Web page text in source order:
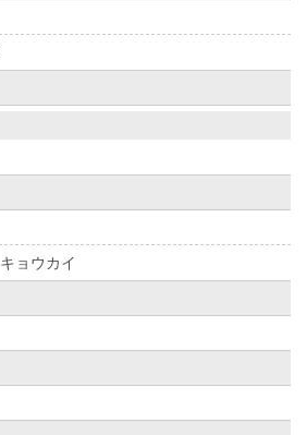
ョウカイ